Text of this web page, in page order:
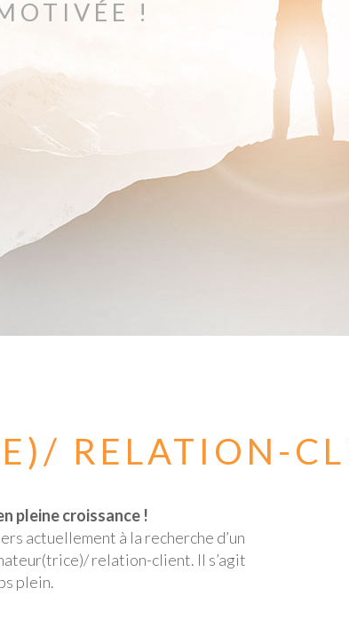
!
RELATION-
pleine croissance !
actuellement à la recherche d’un
relation-client. Il s’agit
plein.